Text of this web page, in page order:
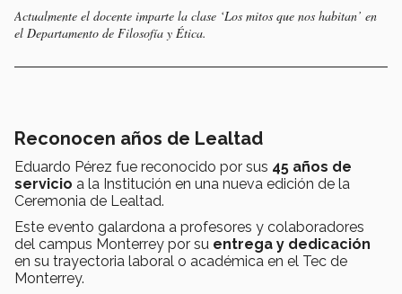
Actualmente el docente imparte la clase ‘Los mitos que nos habitan’ en
el Departamento de Filosofía y Ética.
Reconocen años de Lealtad
Eduardo Pérez fue reconocido por sus 45 años de
servicio a la Institución en una nueva edición de la
Ceremonia de Lealtad.
Este evento galardona a profesores y colaboradores
del campus Monterrey por su entrega y dedicación
en su trayectoria laboral o académica en el Tec de
Monterrey.